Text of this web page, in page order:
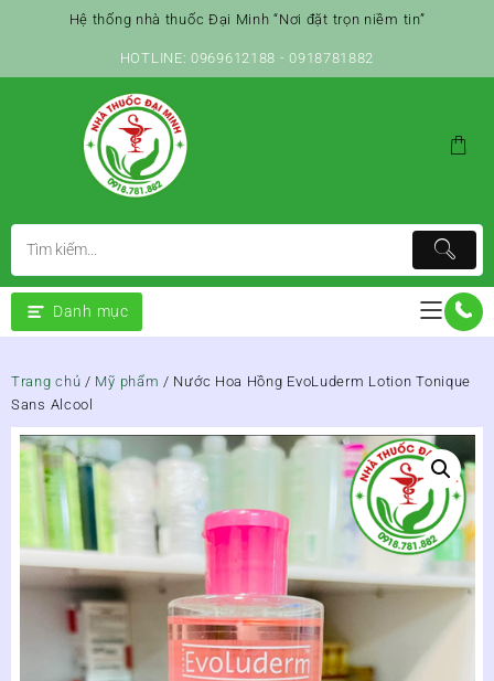
Hệ thống nhà thuốc Đại Minh “Nơi đặt trọn niềm tin”
HOTLINE: 0969612188 - 0918781882
Danh mục
Trang chủ / Mỹ phẩm / Nước Hoa Hồng EvoLuderm Lotion Tonique
Sans Alcool